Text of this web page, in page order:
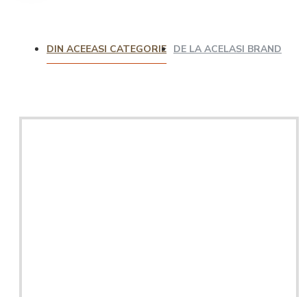
DIN ACEEASI CATEGORIE DE LA ACELASI BRAND